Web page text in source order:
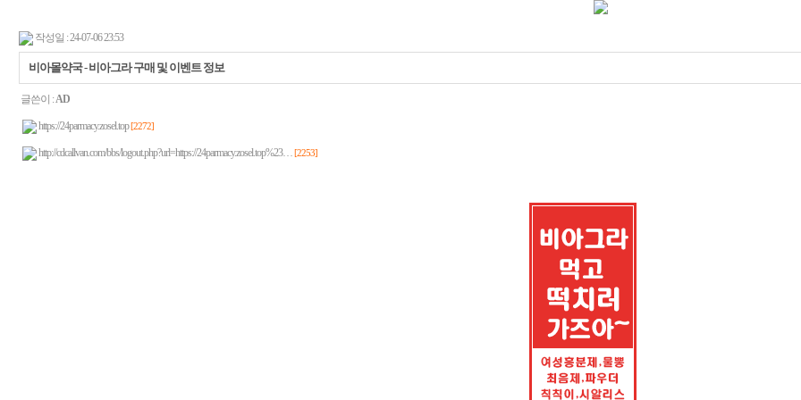
작성일 : 24-07-06 23:53
비아몰약국 - 비아그라 구매 및 이벤트 정보
글쓴이 :AD
https://24parmacy.zosel.top [2272]
http://cdcallvan.com/bbs/logout.php?url=https://24parmacy.zosel.top%23… [2253]